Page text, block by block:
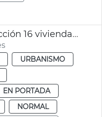
Adjudicación construcción 16 viviendas sociales el Cabanyal
URBANISMO
EN PORTADA
NORMAL